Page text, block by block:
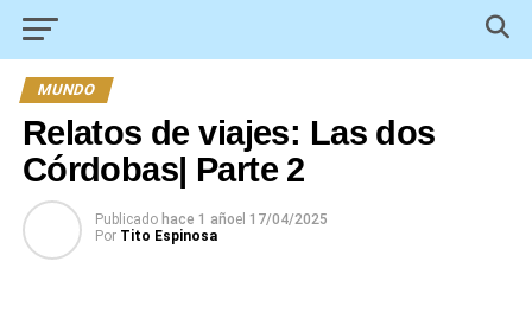
MUNDO
Relatos de viajes: Las dos
Córdobas| Parte 2
Publicado hace 1 añoel 17/04/2025
Por Tito Espinosa